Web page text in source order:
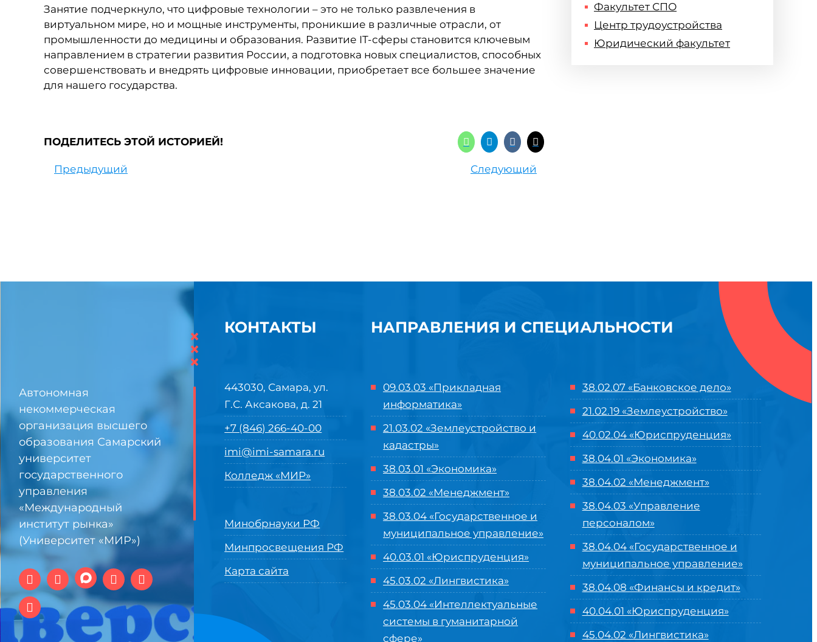
Занятие подчеркнуло, что цифровые технологии – это не только развлечения в
виртуальном мире, но и мощные инструменты, проникшие в различные отрасли, от
промышленности до медицины и образования. Развитие IT-сферы становится ключевым
направлением в стратегии развития России, а подготовка новых специалистов, способных
совершенствовать и внедрять цифровые инновации, приобретает все большее значение
для нашего государства.
ПОДЕЛИТЕСЬ ЭТОЙ ИСТОРИЕЙ!
Предыдущий Следующий
Факультет СПО
Центр трудоустройства
Юридический факультет
Автономная
некоммерческая
организация высшего
образования Самарский
университет
государственного
управления
«Международный
институт рынка»
(Университет «МИР»)
×
×
×
КОНТАКТЫ
443030, Самара, ул.
Г.С. Аксакова, д. 21
+7 (846) 266-40-00
imi@imi-samara.ru
Колледж «МИР»
Минобрнауки РФ
Минпросвещения РФ
Карта сайта
НАПРАВЛЕНИЯ И СПЕЦИАЛЬНОСТИ
09.03.03 «Прикладная
информатика»
21.03.02 «Землеустройство и
кадастры»
38.03.01 «Экономика»
38.03.02 «Менеджмент»
38.03.04 «Государственное и
муниципальное управление»
40.03.01 «Юриспруденция»
45.03.02 «Лингвистика»
45.03.04 «Интеллектуальные
системы в гуманитарной
сфере»
38.02.07 «Банковское дело»
21.02.19 «Землеустройство»
40.02.04 «Юриспруденция»
38.04.01 «Экономика»
38.04.02 «Менеджмент»
38.04.03 «Управление
персоналом»
38.04.04 «Государственное и
муниципальное управление»
38.04.08 «Финансы и кредит»
40.04.01 «Юриспруденция»
45.04.02 «Лингвистика»